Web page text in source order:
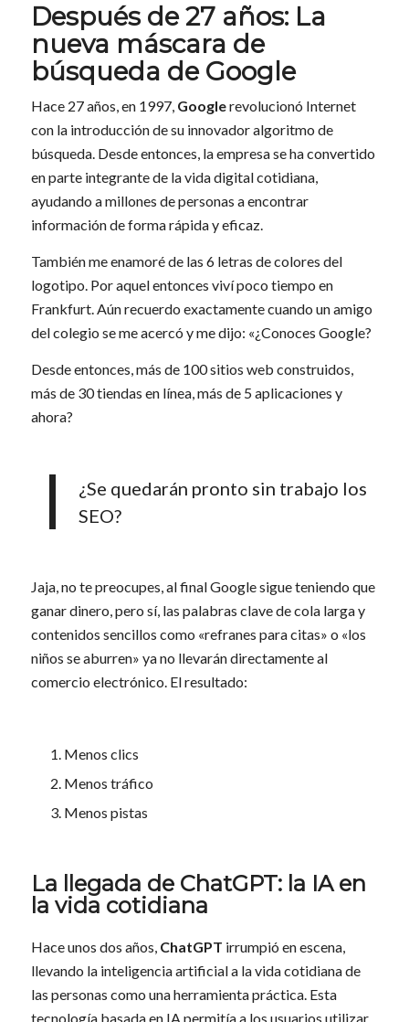
Después de 27 años: La
nueva máscara de
búsqueda de Google
Hace 27 años, en 1997, Googlerevolucionó Internet
con la introducción de su innovador algoritmo de
búsqueda. Desde entonces, la empresa se ha convertido
en parte integrante de la vida digital cotidiana,
ayudando a millones de personas a encontrar
información de forma rápida y eficaz.
También me enamoré de las 6 letras de colores del
logotipo. Por aquel entonces viví poco tiempo en
Frankfurt. Aún recuerdo exactamente cuando un amigo
del colegio se me acercó y me dijo: «¿Conoces Google?
Desde entonces, más de 100 sitios web construidos,
más de 30 tiendas en línea, más de 5 aplicaciones y
ahora?
¿Se quedarán pronto sin trabajo los
SEO?
Jaja, no te preocupes, al final Google sigue teniendo que
ganar dinero, pero sí, las palabras clave de cola larga y
contenidos sencillos como «refranes para citas» o «los
niños se aburren» ya no llevarán directamente al
comercio electrónico. El resultado:
Menos clics
Menos tráfico
Menos pistas
La llegada de ChatGPT: la IA en
la vida cotidiana
Hace unos dos años, ChatGPT irrumpió en escena,
llevando la inteligencia artificial a la vida cotidiana de
las personas como una herramienta práctica. Esta
tecnología basada en IA permitía a los usuarios utilizar